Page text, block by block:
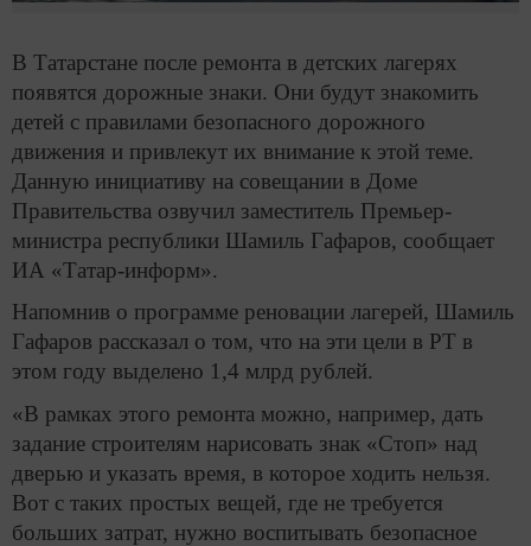
В Татарстане после ремонта в детских лагерях
появятся дорожные знаки. Они будут знакомить
детей с правилами безопасного дорожного
движения и привлекут их внимание к этой теме.
Данную инициативу на совещании в Доме
Правительства озвучил заместитель Премьер-
министра республики Шамиль Гафаров, сообщает
ИА «Татар-информ».
Напомнив о программе реновации лагерей, Шамиль
Гафаров рассказал о том, что на эти цели в РТ в
этом году выделено 1,4 млрд рублей.
«В рамках этого ремонта можно, например, дать
задание строителям нарисовать знак «Стоп» над
дверью и указать время, в которое ходить нельзя.
Вот с таких простых вещей, где не требуется
больших затрат, нужно воспитывать безопасное